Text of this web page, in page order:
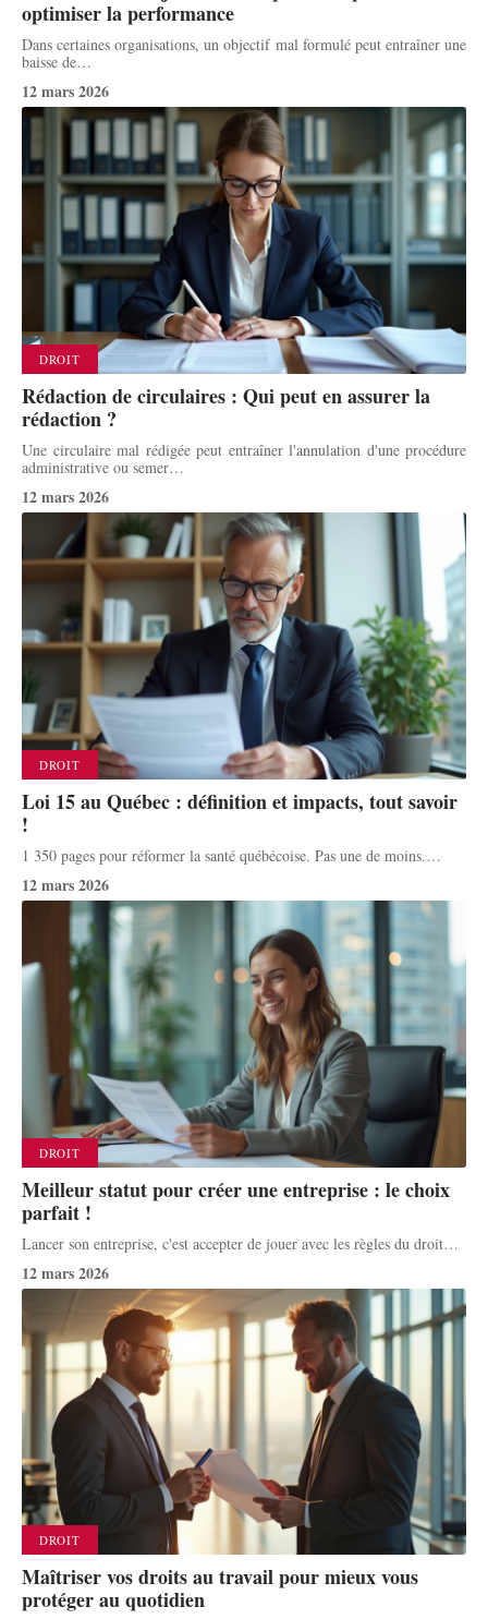
optimiser la performance
Dans certaines organisations, un objectif mal formulé peut entraîner une
baisse de…
12 mars 2026
DROIT
Rédaction de circulaires : Qui peut en assurer la
rédaction ?
Une circulaire mal rédigée peut entraîner l'annulation d'une procédure
administrative ou semer…
12 mars 2026
DROIT
Loi 15 au Québec : définition et impacts, tout savoir
!
1 350 pages pour réformer la santé québécoise. Pas une de moins. …
12 mars 2026
DROIT
Meilleur statut pour créer une entreprise : le choix
parfait !
Lancer son entreprise, c'est accepter de jouer avec les règles du droit…
12 mars 2026
DROIT
Maîtriser vos droits au travail pour mieux vous
protéger au quotidien